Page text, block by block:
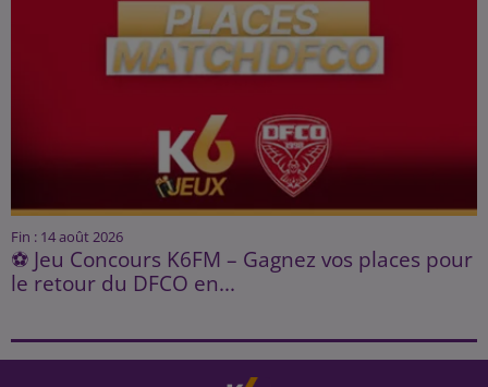
Fin : 14 août 2026
⚽ Jeu Concours K6FM – Gagnez vos places pour
le retour du DFCO en...